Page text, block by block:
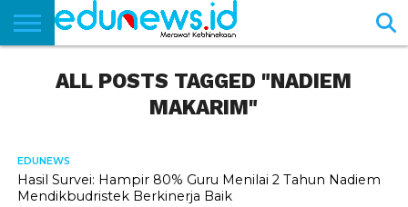
NEWS
EDUNEWS
LITERASI
PUSTAKA
SOSOK
TEKNO
KHASANAH
SASTRA
ALL POSTS TAGGED "NADIEM
MAKARIM"
EDUNEWS
Hasil Survei: Hampir 80% Guru Menilai 2 Tahun Nadiem
Mendikbudristek Berkinerja Baik